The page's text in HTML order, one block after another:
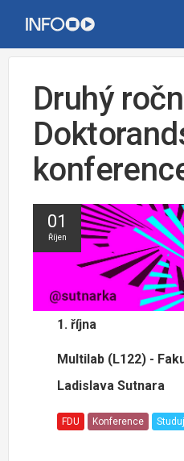
Druhý
01
Říjen
1. října
Multilab (L122) -
Ladislava Sutnara
FDU Konference